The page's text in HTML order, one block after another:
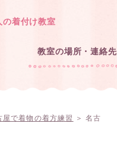
の着付け教室
教室の場所・連絡先
屋で着物の着方練習
＞ 名古